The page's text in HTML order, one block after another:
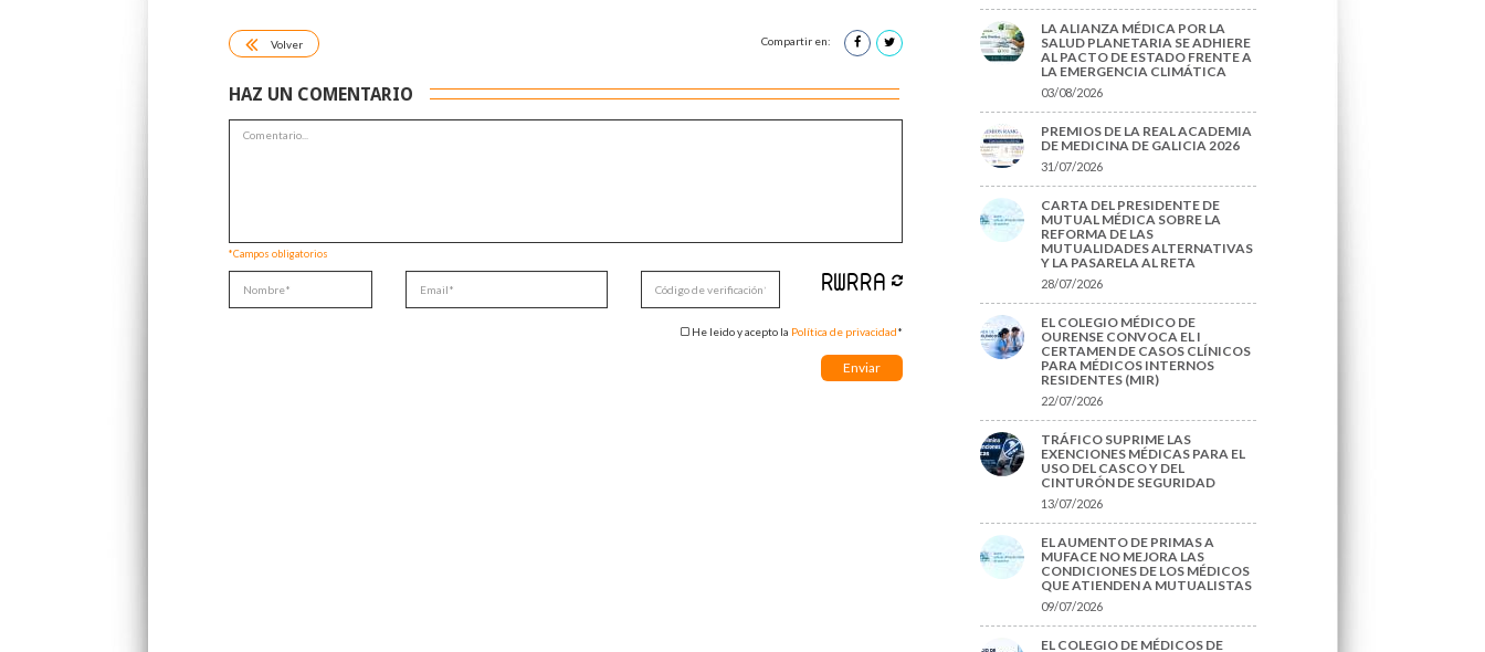
Volver Compartir en:
HAZ UN COMENTARIO
*Campos obligatorios
He leido y acepto la Política de privacidad*
LA ALIANZA MÉDICA POR LA
SALUD PLANETARIA SE ADHIERE
AL PACTO DE ESTADO FRENTE A
LA EMERGENCIA CLIMÁTICA
03/08/2026
PREMIOS DE LA REAL ACADEMIA
DE MEDICINA DE GALICIA 2026
31/07/2026
CARTA DEL PRESIDENTE DE
MUTUAL MÉDICA SOBRE LA
REFORMA DE LAS
MUTUALIDADES ALTERNATIVAS
Y LA PASARELA AL RETA
28/07/2026
EL COLEGIO MÉDICO DE
OURENSE CONVOCA EL I
CERTAMEN DE CASOS CLÍNICOS
PARA MÉDICOS INTERNOS
RESIDENTES (MIR)
22/07/2026
TRÁFICO SUPRIME LAS
EXENCIONES MÉDICAS PARA EL
USO DEL CASCO Y DEL
CINTURÓN DE SEGURIDAD
13/07/2026
EL AUMENTO DE PRIMAS A
MUFACE NO MEJORA LAS
CONDICIONES DE LOS MÉDICOS
QUE ATIENDEN A MUTUALISTAS
09/07/2026
EL COLEGIO DE MÉDICOS DE